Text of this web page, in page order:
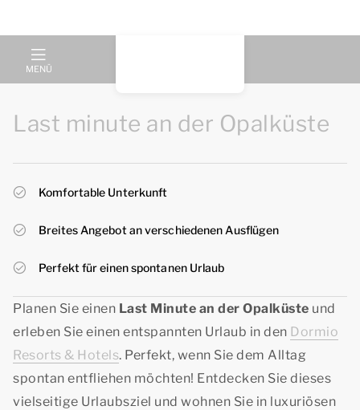
MENÜ
Last minute an der Opalküste
Komfortable Unterkunft
Breites Angebot an verschiedenen Ausflügen
Perfekt für einen spontanen Urlaub
Planen Sie einen Last Minute an der Opalküste und
erleben Sie einen entspannten Urlaub in den Dormio
Resorts & Hotels. Perfekt, wenn Sie dem Alltag
spontan entfliehen möchten! Entdecken Sie dieses
vielseitige Urlaubsziel und wohnen Sie in luxuriösen